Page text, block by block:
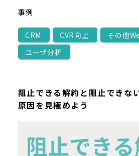
事例
CRM CVR向上
その他
ユーザ分析
阻止できる解約と阻止でき
原因を見極めよう